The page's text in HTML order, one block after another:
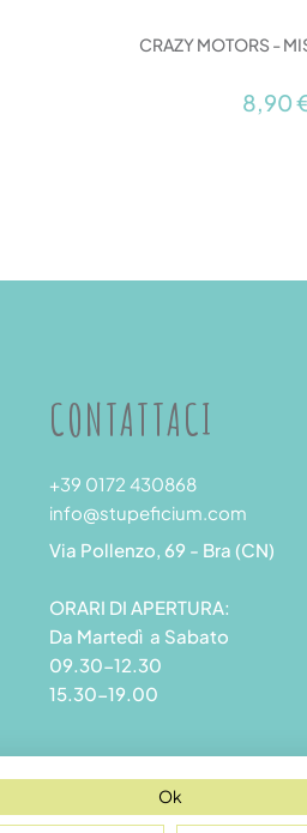
CRAZY MOTORS -
8,90
CONTATTACI
+39 0172 430868
info@stupeficium.com
Via Pollenzo, 69 - Bra (CN)
ORARI DI APERTURA:
Da Martedì a Sabato
09.30-12.30
15.30-19.00
Ok